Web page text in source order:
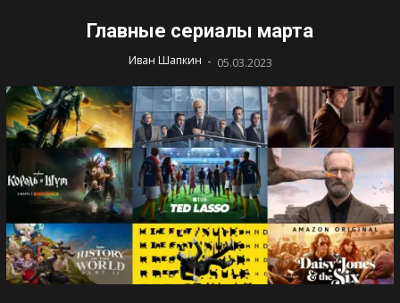
Главные сериалы марта
Иван Шапкин - 05.03.2023